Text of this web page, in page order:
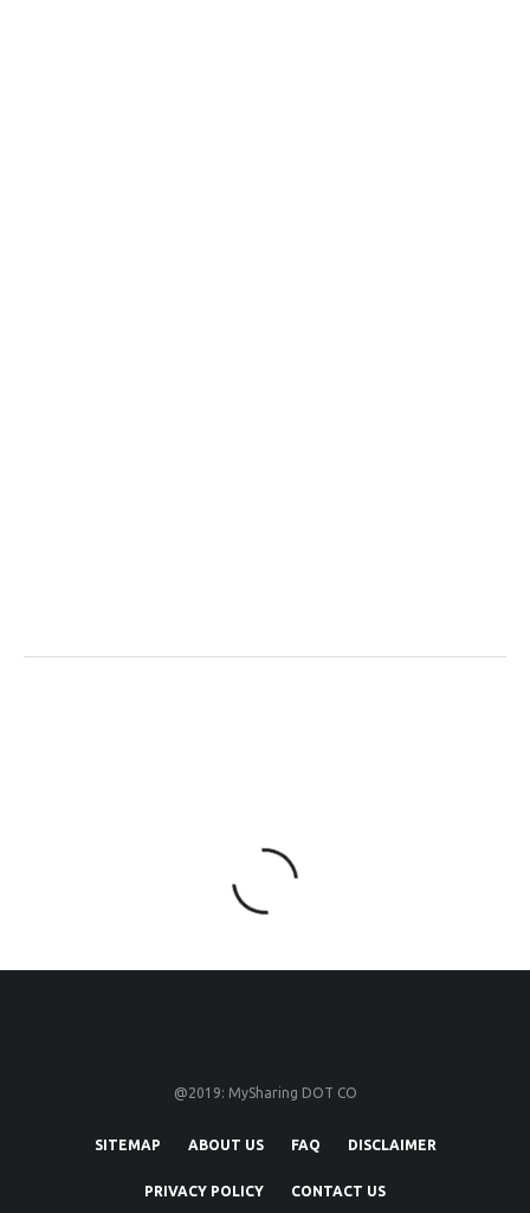
@2019: MySharing DOT CO
SITEMAP ABOUT US FAQ DISCLAIMER
PRIVACY POLICY CONTACT US